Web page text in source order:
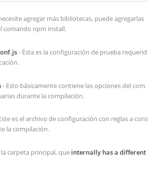
agregar más bibliotecas, puede agregarlas
comando npm install.
- Ésta es la configuración de prueba requerid
- Esto básicamente contiene las opciones del com
durante la compilación.
es el archivo de configuración con reglas a cons
la compilación.
carpeta principal, que internally has a different